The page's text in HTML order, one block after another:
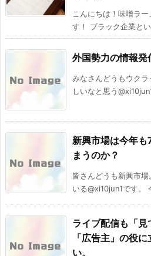
こんにちは！味噌ラ
す！ ブラック企業と
外国勢力の情報
みなさんどうもウク
しいなと思う
新興市場は今年
まうのか？
皆さんどうも新興市
いる@xi10jun1です。
ライブ配信も「見
「広告主」の役
い。